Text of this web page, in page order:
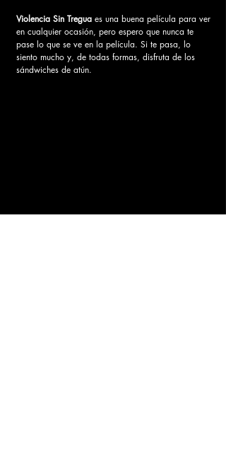
Violencia Sin Tregua es una buena película para ver
en cualquier ocasión, pero espero que nunca te
pase lo que se ve en la película. Si te pasa, lo
siento mucho y, de todas formas, disfruta de los
sándwiches de atún.